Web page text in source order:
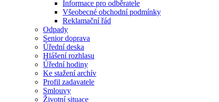
Informace pro odběratele
Všeobecné obchodní podmínky
Reklamační řád
Odpady
Senior doprava
Úřední deska
Hlášení rozhlasu
Úřední hodiny
Ke stažení archív
Profil zadavatele
Smlouvy
Životní situace